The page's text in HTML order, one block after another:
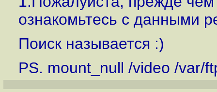
ознакомьтесь с данными
Поиск называется :)
РS. mount_null /video /var/